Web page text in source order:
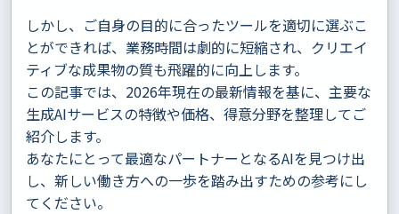
しかし、ご自身の目的に合ったツールを適切に選ぶこ
とができれば、業務時間は劇的に短縮され、クリエイ
ティブな成果物の質も飛躍的に向上します。
この記事では、2026年現在の最新情報を基に、主要な
生成AIサービスの特徴や価格、得意分野を整理してご
紹介します。
あなたにとって最適なパートナーとなるAIを見つけ出
し、新しい働き方への一歩を踏み出すための参考にし
てください。